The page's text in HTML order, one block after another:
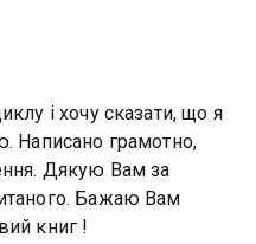
і хочу сказати, що я
Написано грамотно,
Дякую Вам за
Бажаю Вам
книг !